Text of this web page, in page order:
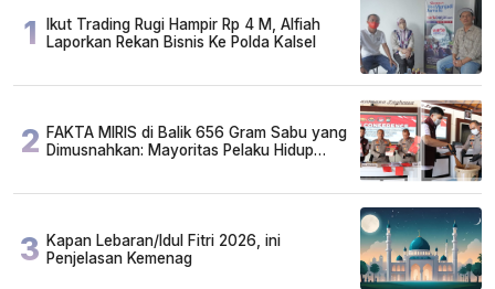
1
Ikut Trading Rugi Hampir Rp 4 M, Alfiah
Laporkan Rekan Bisnis Ke Polda Kalsel
2 FAKTA MIRIS di Balik 656 Gram Sabu yang
Dimusnahkan: Mayoritas Pelaku Hidup
3 Kapan Lebaran/Idul Fitri 2026, ini
Penjelasan Kemenag